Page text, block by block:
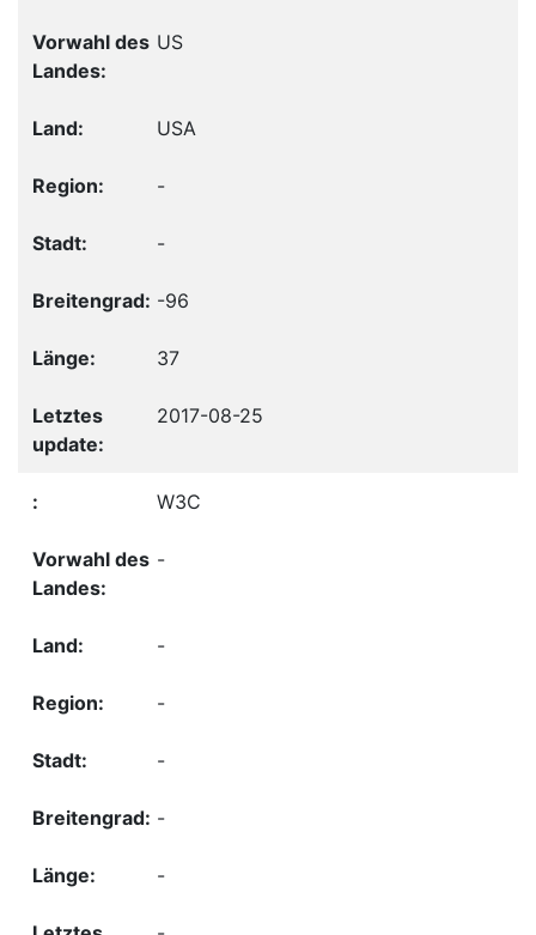
US
USA
-
-
-96
37
2017-08-25
W3C
-
-
-
-
-
-